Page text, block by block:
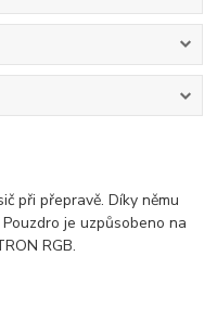
při přepravě. Díky němu
je uzpůsobeno na
RGB.